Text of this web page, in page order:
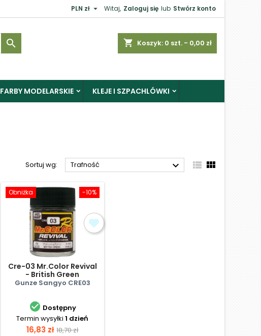
Witaj, Zaloguj się lub Stwórz konto
PLN zł 
shopping_cart Koszyk: 0 szt. - 0,00 zł

FARBY MODELARSKIE KLEJE I SZPACHLÓWKI
Sortuj wg: Trafność   
-10%
Obniżka
Cre-03 Mr.Color Revival
- British Green
Gunze Sangyo CRE03
 Dostępny
Termin wysyłki 1 dzień
Cena
16,83 zł Cena
18,70 zł
Zaloguj